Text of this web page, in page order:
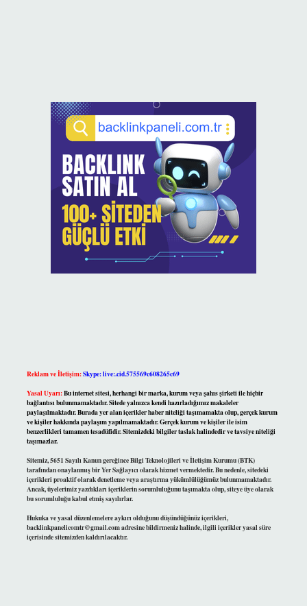
Reklam ve İletişim:Skype: live:.cid.575569c608265c69
Yasal Uyarı:Bu internet sitesi, herhangi bir marka, kurum veya şahıs şirketi ile hiçbir
bağlantısı bulunmamaktadır. Sitede yalnızca kendi hazırladığımız makaleler
paylaşılmaktadır. Burada yer alan içerikler haber niteliği taşımamakta olup, gerçek kurum
ve kişiler hakkında paylaşım yapılmamaktadır. Gerçek kurum ve kişiler ile isim
benzerlikleri tamamen tesadüfidir. Sitemizdeki bilgiler taslak halindedir ve tavsiye niteliği
taşımazlar.
Sitemiz, 5651 Sayılı Kanun gereğince Bilgi Teknolojileri ve İletişim Kurumu (BTK)
tarafından onaylanmış bir Yer Sağlayıcı olarak hizmet vermektedir. Bu nedenle, sitedeki
içerikleri proaktif olarak denetleme veya araştırma yükümlülüğümüz bulunmamaktadır.
Ancak, üyelerimiz yazdıkları içeriklerin sorumluluğunu taşımakta olup, siteye üye olarak
bu sorumluluğu kabul etmiş sayılırlar.
Hukuka ve yasal düzenlemelere aykırı olduğunu düşündüğünüz içerikleri,
backlinkpanelicomtr@gmail.comadresine bildirmeniz halinde, ilgili içerikler yasal süre
içerisinde sitemizden kaldırılacaktır.